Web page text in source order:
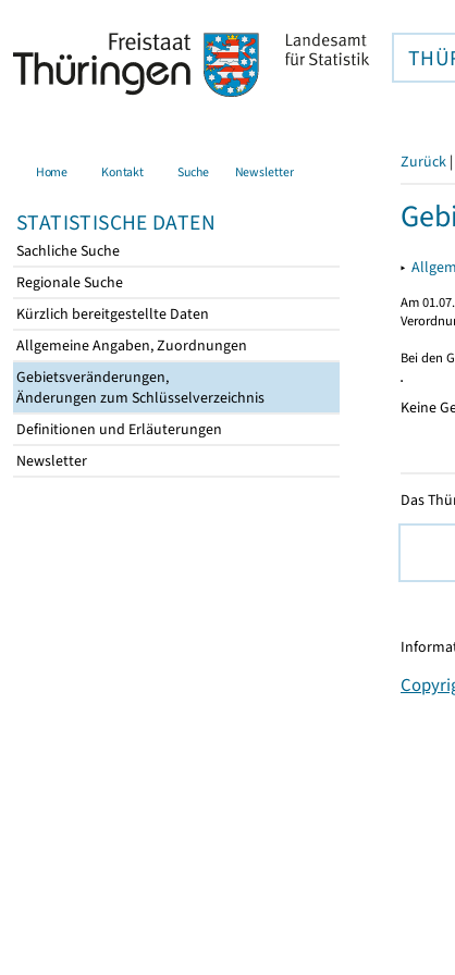
Home Kontakt Suche Newsletter
STATISTISCHE DATEN
Sachliche Suche
Regionale Suche
Kürzlich bereitgestellte Daten
Allgemeine Angaben, Zuordnungen
Gebietsveränderungen,
Änderungen zum Schlüsselverzeichnis
Definitionen und Erläuterungen
Newsletter
Zurück |
▸
Am
Bei den
Keine
Das